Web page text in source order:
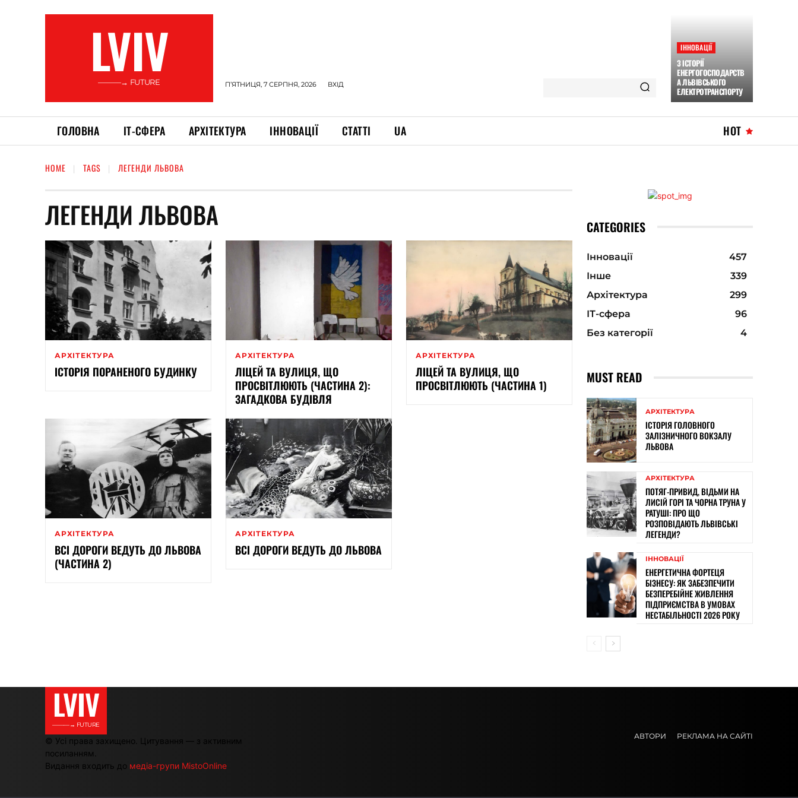
LVIV
———→ FUTURE П’ЯТНИЦЯ, 7 СЕРПНЯ, 2026 ВХІД
ІННОВАЦІЇ
З ІСТОРІЇ
ЕНЕРГОГОСПОДАРСТВ
А ЛЬВІВСЬКОГО
ЕЛЕКТРОТРАНСПОРТУ
ГОЛОВНА ІТ-СФЕРА АРХІТЕКТУРА ІННОВАЦІЇ СТАТТІ UA HOT
HOME TAGS ЛЕГЕНДИ ЛЬВОВА
ЛЕГЕНДИ ЛЬВОВА
АРХІТЕКТУРА
ІСТОРІЯ ПОРАНЕНОГО БУДИНКУ
АРХІТЕКТУРА
ЛІЦЕЙ ТА ВУЛИЦЯ, ЩО
ПРОСВІТЛЮЮТЬ (ЧАСТИНА 2):
ЗАГАДКОВА БУДІВЛЯ
АРХІТЕКТУРА
ЛІЦЕЙ ТА ВУЛИЦЯ, ЩО
ПРОСВІТЛЮЮТЬ (ЧАСТИНА 1)
АРХІТЕКТУРА
ВСІ ДОРОГИ ВЕДУТЬ ДО ЛЬВОВА
(ЧАСТИНА 2)
АРХІТЕКТУРА
ВСІ ДОРОГИ ВЕДУТЬ ДО ЛЬВОВА
CATEGORIES
Інновації
457
Інше
339
Архітектура
299
ІТ-сфера
96
Без категорії
4
MUST READ
АРХІТЕКТУРА
ІСТОРІЯ ГОЛОВНОГО
ЗАЛІЗНИЧНОГО ВОКЗАЛУ
ЛЬВОВА
АРХІТЕКТУРА
ПОТЯГ-ПРИВИД, ВІДЬМИ НА
ЛИСІЙ ГОРІ ТА ЧОРНА ТРУНА У
РАТУШІ: ПРО ЩО
РОЗПОВІДАЮТЬ ЛЬВІВСЬКІ
ЛЕГЕНДИ?
ІННОВАЦІЇ
ЕНЕРГЕТИЧНА ФОРТЕЦЯ
БІЗНЕСУ: ЯК ЗАБЕЗПЕЧИТИ
БЕЗПЕРЕБІЙНЕ ЖИВЛЕННЯ
ПІДПРИЄМСТВА В УМОВАХ
НЕСТАБІЛЬНОСТІ 2026 РОКУ
LVIV
———→ FUTURE
© Усі права захищено. Цитування — з активним
посиланням.
Видання входить до медіа-групи MistoOnline
АВТОРИ РЕКЛАМА НА САЙТІ